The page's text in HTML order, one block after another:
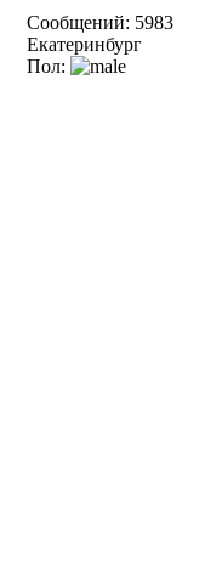
Сообщений: 5983
Екатеринбург
Пол: